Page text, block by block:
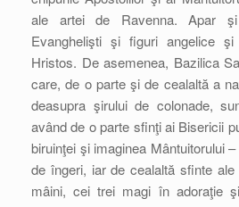
ale artei de Ravenna. Apar
Evanghelişti şi figuri angelice
Hristos. De asemenea, Bazilica
care, de o parte şi de cealaltă a
deasupra şirului de colonade,
având de o parte sfinţi ai Bisericii
biruinţei şi imaginea Mântuitorului
de îngeri, iar de cealaltă sfinte
mâini, cei trei magi în adoraţie